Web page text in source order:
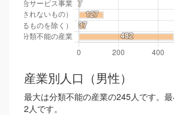
産業別人口（男性）
最大は分類不能の産業の245人です。
2人です。